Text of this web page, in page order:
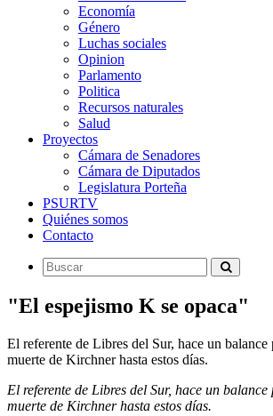
Economía
Género
Luchas sociales
Opinion
Parlamento
Politica
Recursos naturales
Salud
Proyectos
Cámara de Senadores
Cámara de Diputados
Legislatura Porteña
PSURTV
Quiénes somos
Contacto
"El espejismo K se opaca"
El referente de Libres del Sur, hace un balance
muerte de Kirchner hasta estos días.
El referente de Libres del Sur, hace un
muerte de Kirchner hasta estos días.